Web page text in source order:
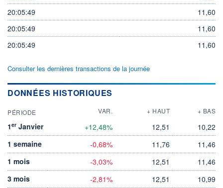
11,66
+ HAUT
+HAUT 1ER
12,51
+BAS 1ER
10,22
0 08.08.26 / 20:05:49
20:05:49
11,60
20:05:49
11,60
20:05:49
11,60
Consulter les dernières transactions de la journée
DONNÉES HISTORIQUES
PÉRIODE VAR. + HAUT + BAS
1er Janvier +12,48% 12,51
10,22
1 semaine
-0,68% 11,76
11,46
1 mois
-3,03% 12,51
11,46
3 mois
-2,81% 12,51
10,99